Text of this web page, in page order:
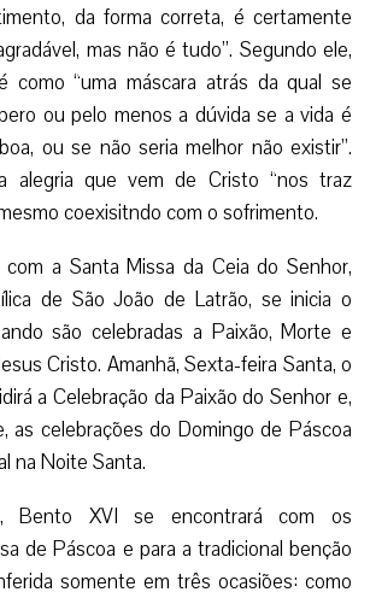
da forma correta, é certamente
mas não é tudo”. Segundo ele,
como “uma máscara atrás da qual se
ou pelo menos a dúvida se a vida é
ou se não seria melhor não existir”.
alegria que vem de Cristo “nos traz
coexisitndo com o sofrimento.
a Santa Missa da Ceia do Senhor,
de São João de Latrão, se inicia o
são celebradas a Paixão, Morte e
Cristo. Amanhã, Sexta-feira Santa, o
a Celebração da Paixão do Senhor e,
as celebrações do Domingo de Páscoa
na Noite Santa.
Bento XVI se encontrará com os
de Páscoa e para a tradicional benção
somente em três ocasiões: como